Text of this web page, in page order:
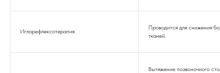
Иглорефлексотерапия
Проводится для снижения
тканей.
Вытяжение позвоночного